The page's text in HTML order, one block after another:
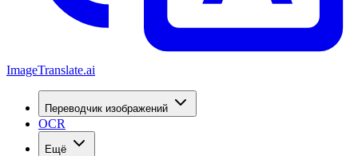
ImageTranslate.ai
Переводчик изображений
OCR
Ещё